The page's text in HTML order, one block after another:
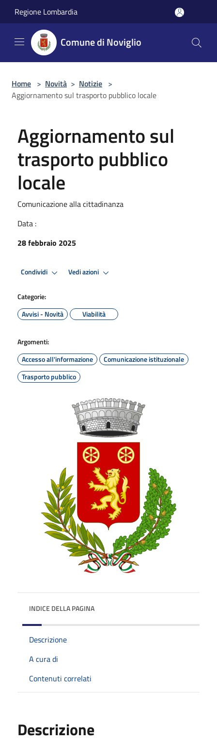
Regione Lombardia
Comune di Noviglio
Home > Novità > Notizie >
Aggiornamento sul trasporto pubblico locale
Aggiornamento sul
trasporto pubblico
locale
Comunicazione alla cittadinanza
Data :
28 febbraio 2025
Condividi Vedi azioni
Categorie:
Avvisi - Novità
Viabilità
Argomenti:
Accesso all'informazione
Comunicazione istituzionale
Trasporto pubblico
INDICE DELLA PAGINA
Descrizione
A cura di
Contenuti correlati
Descrizione